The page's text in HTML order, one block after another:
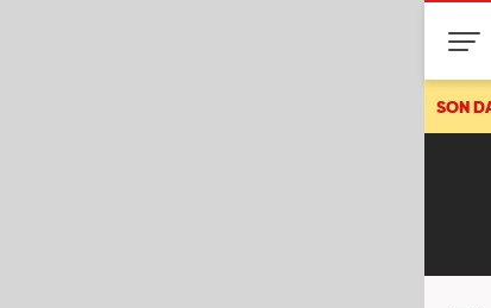
SON
Son dakika: Ve bir ülke daha ittifaka katılıyor!